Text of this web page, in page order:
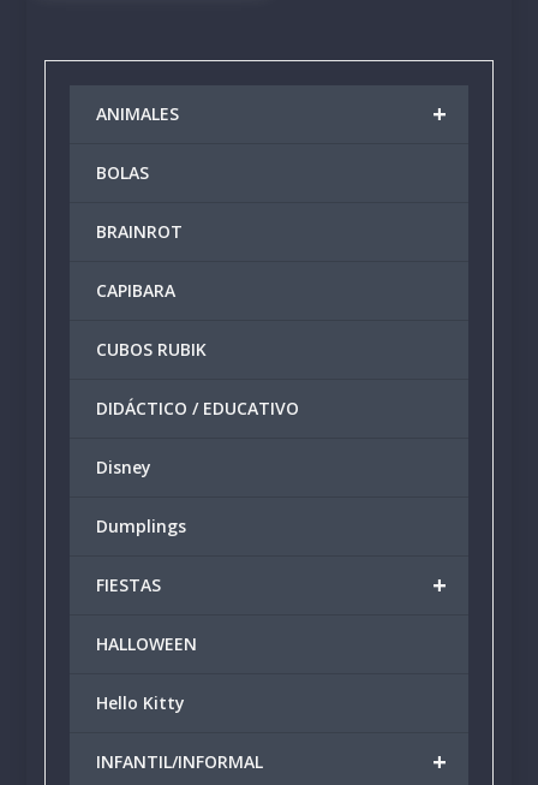
variantes.
+
ANIMALES
BOLAS
BRAINROT
CAPIBARA
CUBOS RUBIK
DIDÁCTICO / EDUCATIVO
Disney
Dumplings
+
FIESTAS
HALLOWEEN
Hello Kitty
+
INFANTIL/INFORMAL